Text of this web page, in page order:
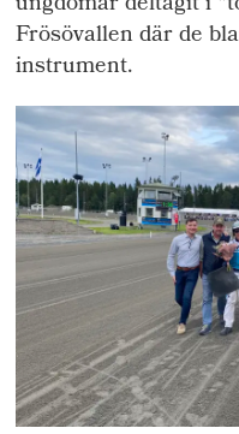
Frösövallen där de
instrument.